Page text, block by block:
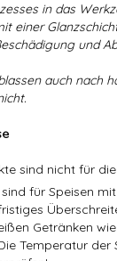
in das
einer
und
auch nach
sind nicht für
für Speisen
Getränken
Temperatur